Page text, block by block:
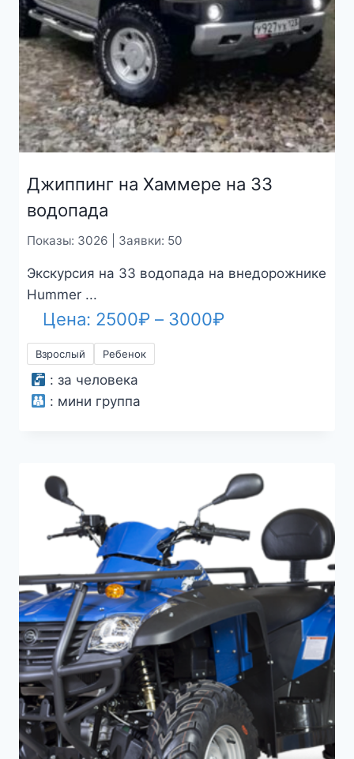
Джиппинг на Хаммере на 33
водопада
Показы: 3026 | Заявки: 50
Экскурсия на 33 водопада на внедорожнике
Hummer ...
Цена: 2500₽ – 3000₽Диапазон
Взрослый Ребенок
: за человека
: мини группа